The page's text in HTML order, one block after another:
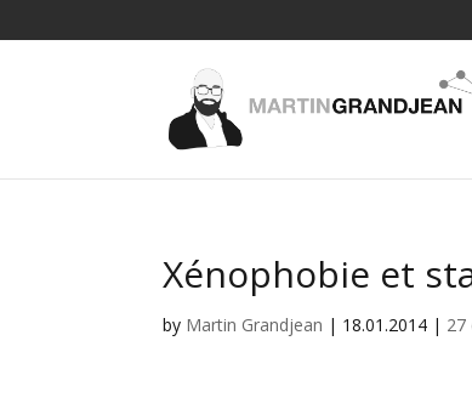
Xénophobie et
by Martin Grandjean | 18.01.2014 | 27